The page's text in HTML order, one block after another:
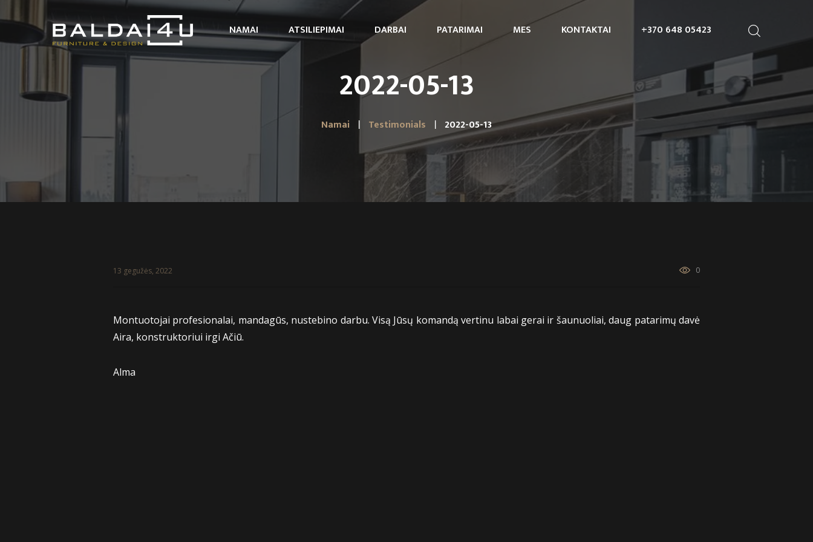
NAMAI ATSILIEPIMAI DARBAI PATARIMAI MES KONTAKTAI +370 648 05423
2022-05-13
Namai Testimonials 2022-05-13
13 gegužės, 2022 0
Montuotojai profesionalai, mandagūs, nustebino darbu. Visą Jūsų komandą vertinu labai gerai ir šaunuoliai, daug patarimų davė
Aira, konstruktoriui irgi Ačiū.
Alma